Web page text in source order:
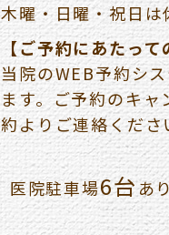
木曜・日曜・祝日は
【ご予約にあたっ
当院のWEB予約シ
ます。ご予約のキ
約よりご連絡くださ
医院駐車場6台あ